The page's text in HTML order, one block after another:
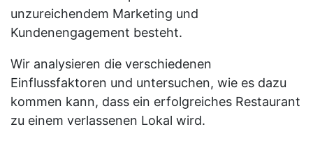
unzureichendem Marketing und
Kundenengagement besteht.
Wir analysieren die verschiedenen
Einflussfaktoren und untersuchen, wie es dazu
kommen kann, dass ein erfolgreiches Restaurant
zu einem verlassenen Lokal wird.